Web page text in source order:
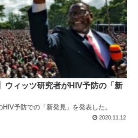
ウィッツ研究者がHIV予防の「新
予防での「新発見」を発表した。
2020.11.12